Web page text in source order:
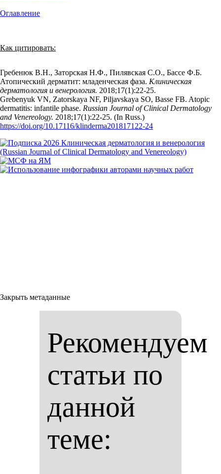
Оглавление
Как цитировать:
Гребенюк В.Н., Заторская Н.Ф., Пилявская С.О., Бассе Ф.Б.
Атопический дерматит: младенческая фаза. Клиническая
дерматология и венерология. 2018;17(1):22‑25.
Grebenyuk VN, Zatorskaya NF, Piljavskaya SO, Basse FB. Atopic
dermatitis: infantile phase. Russian Journal of Clinical Dermatology
and Venereology. 2018;17(1):22‑25. (In Russ.)
https://doi.org/10.17116/klinderma201817122-24
Закрыть метаданные
Рекомендуем
статьи по
данной
теме: